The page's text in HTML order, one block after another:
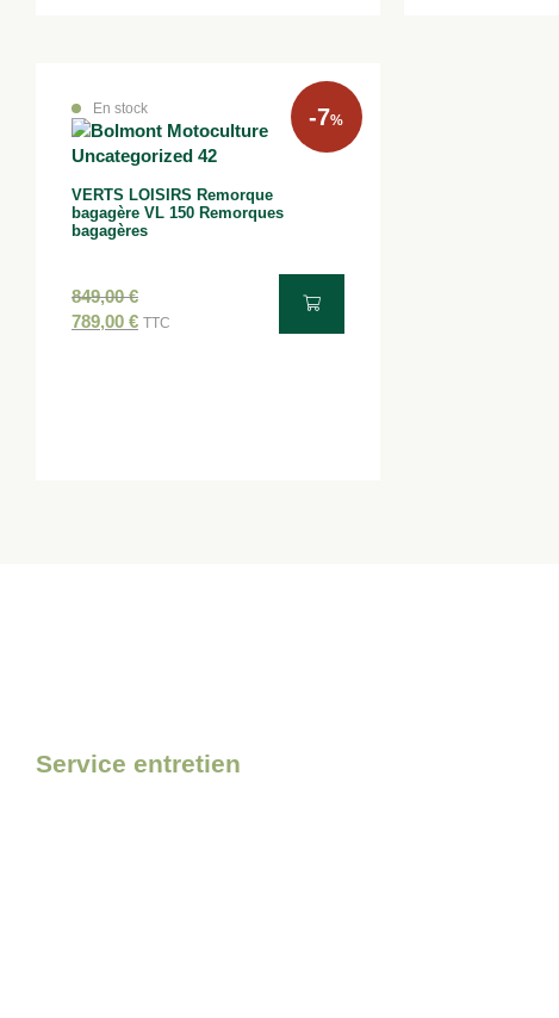
En stock
VERTS LOISIRS Remorque
bagagère VL 150 Remorques
bagagères
849,00€
789,00 € TTC
-7%
Service entretien